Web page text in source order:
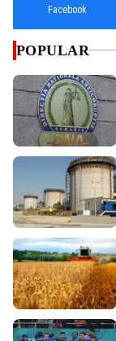
Facebook
POPULAR